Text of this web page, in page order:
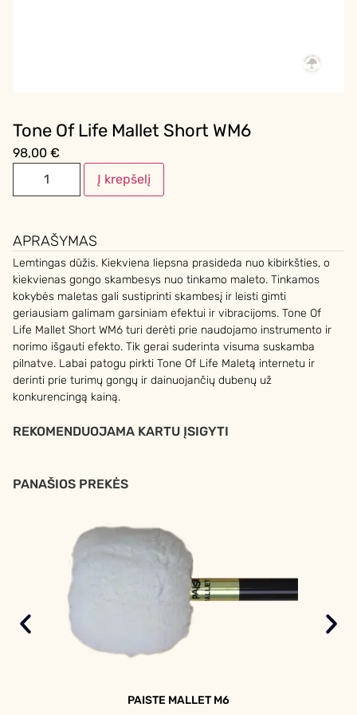
Tone Of Life Mallet Short WM6
98,00 €
Į krepšelį
APRAŠYMAS
Lemtingas dūžis. Kiekviena liepsna prasideda nuo kibirkšties, o
kiekvienas gongo skambesys nuo tinkamo maleto. Tinkamos
kokybės maletas gali sustiprinti skambesį ir leisti gimti
geriausiam galimam garsiniam efektui ir vibracijoms. Tone Of
Life Mallet Short WM6 turi derėti prie naudojamo instrumento ir
norimo išgauti efekto. Tik gerai suderinta visuma suskamba
pilnatve. Labai patogu pirkti Tone Of Life Maletą internetu ir
derinti prie turimų gongų ir dainuojančių dubenų už
konkurencingą kainą.
REKOMENDUOJAMA KARTU ĮSIGYTI
PANAŠIOS PREKĖS
PAISTE MALLET M6